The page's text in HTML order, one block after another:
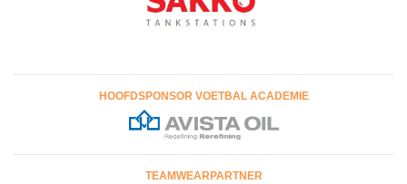
HOOFDSPONSOR VOETBAL ACADEMIE
TEAMWEARPARTNER